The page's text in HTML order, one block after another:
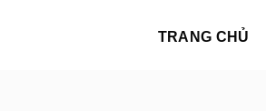
TRANG CHỦ